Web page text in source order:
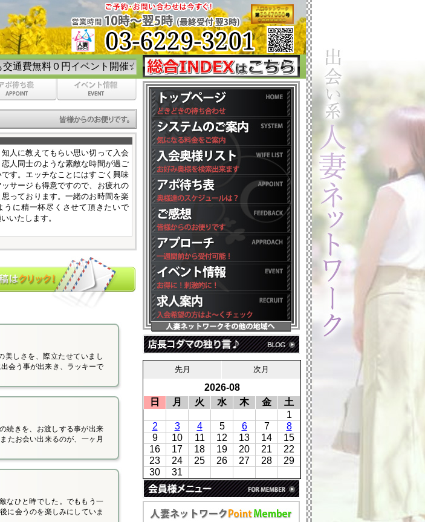
円イベント開催☆彡
人に教えてもらい思い切って入会
人同士のような素敵な時間が過ご
す。エッチなことにはすごく興味
サージも得意ですので、お疲れの
っております。一緒のお時間を楽
うに精一杯尽くさせて頂きたいで
いたします。
美しさを、際立たせていまし
会う事が出来き、ラッキーで
続きを、お渡しする事が出来
たお会い出来るのが、一ヶ月
なひと時でした。でももう一
に会うのを楽しみにしていま
先月 次月
2026-08
日
月 火 水 木 金
土
1
2
3 4 5 6 7
8
9
10 11 12 13 14
15
16
17 18 19 20 21
22
23
24 25 26 27 28
29
30
31